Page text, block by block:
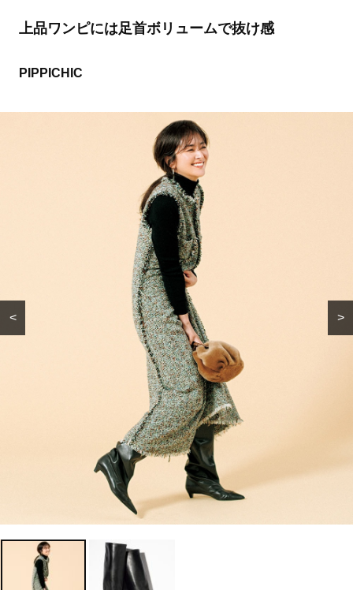
上品ワンピには足首ボリュームで抜け感
PIPPICHIC
< >